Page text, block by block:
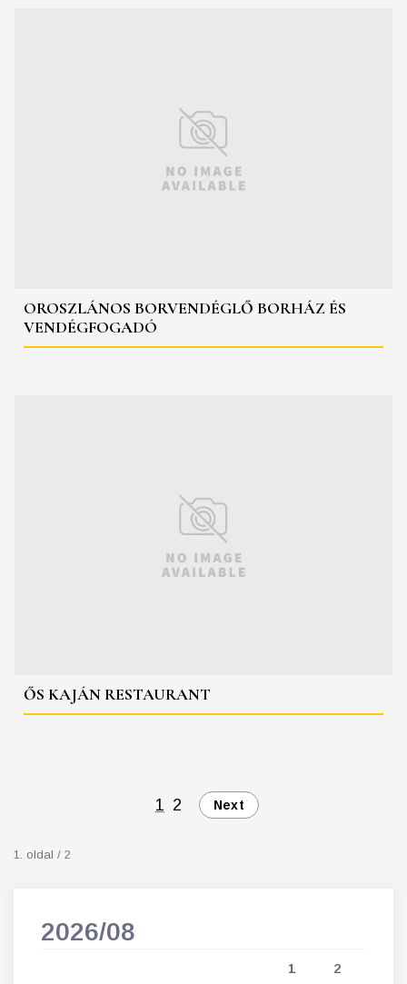
OROSZLÁNOS BORVENDÉGLŐ BORHÁZ ÉS
VENDÉGFOGADÓ
ŐS KAJÁN RESTAURANT
1 2 Next
1. oldal / 2
2026/08
1 2